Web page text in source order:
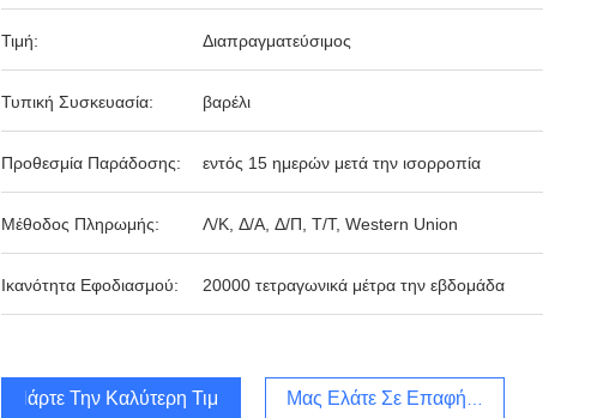
Τιμή: Διαπραγματεύσιμος
Τυπική Συσκευασία: βαρέλι
Προθεσμία Παράδοσης: εντός 15 ημερών μετά την ισορροπία
Μέθοδος Πληρωμής: Λ/Κ, Δ/Α, Δ/Π, Τ/Τ, Western Union
Ικανότητα Εφοδιασμού: 20000 τετραγωνικά μέτρα την εβδομάδα
Πάρτε Την Καλύτερη Τιμή Μας Ελάτε Σε Επαφή Με